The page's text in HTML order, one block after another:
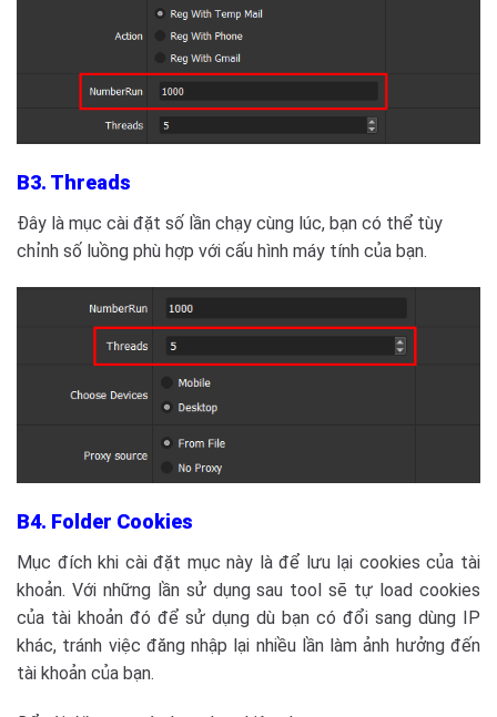
B3. Threads
Đây là mục cài đặt số lần chạy cùng lúc, bạn có thể tùy
chỉnh số luồng phù hợp với cấu hình máy tính của bạn.
B4. Folder Cookies
Mục đích khi cài đặt mục này là để lưu lại cookies của tài
khoản. Với những lần sử dụng sau tool sẽ tự load cookies
của tài khoản đó để sử dụng dù bạn có đổi sang dùng IP
khác, tránh việc đăng nhập lại nhiều lần làm ảnh hưởng đến
tài khoản của bạn.